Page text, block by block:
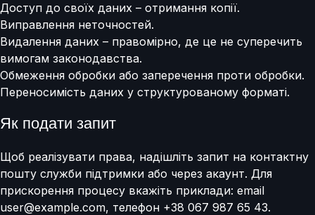
Доступ до своїх даних – отримання копії.
Виправлення неточностей.
Видалення даних – правомірно, де це не суперечить
вимогам законодавства.
Обмеження обробки або заперечення проти обробки.
Переносимість даних у структурованому форматі.
Як подати запит
Щоб реалізувати права, надішліть запит на контактну
пошту служби підтримки або через акаунт. Для
прискорення процесу вкажіть приклади: email
user@example.com, телефон +38 067 987 65 43.